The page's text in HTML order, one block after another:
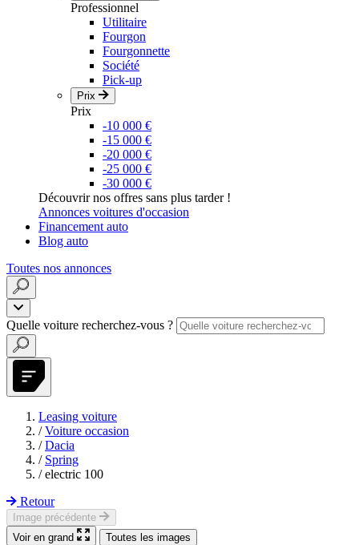
Professionnel
Utilitaire
Fourgon
Fourgonnette
Société
Pick-up
Prix
Prix
-10 000 €
-15 000 €
-20 000 €
-25 000 €
-30 000 €
Découvrir nos offres sans plus tarder !
Annonces voitures d'occasion
Financement auto
Blog auto
Toutes nos annonces
Quelle voiture recherchez-vous ?
Leasing voiture
/ Voiture occasion
/ Dacia
/ Spring
/ electric 100
Retour
Image précédente
Voir en grand
Toutes les images